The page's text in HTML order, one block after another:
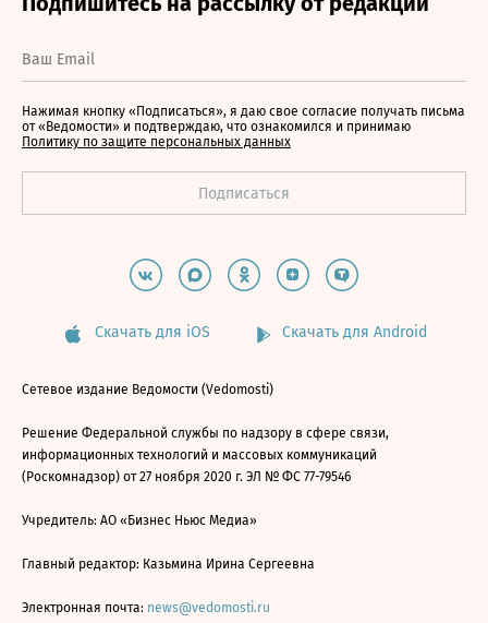
Нажимая кнопку «Подписаться», я даю свое согласие получать письма
от «Ведомости» и подтверждаю, что ознакомился и принимаю
Политику по защите персональных данных
Скачать для iOS Скачать для Android
Сетевое издание Ведомости (Vedomosti)
Решение Федеральной службы по надзору в сфере связи,
информационных технологий и массовых коммуникаций
(Роскомнадзор) от 27 ноября 2020 г. ЭЛ № ФС 77-79546
Учредитель: АО «Бизнес Ньюс Медиа»
Главный редактор: Казьмина Ирина Сергеевна
Электронная почта: news@vedomosti.ru